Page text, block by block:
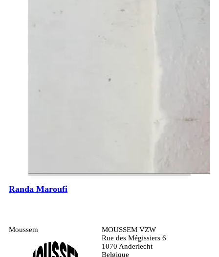
Randa Maroufi
Moussem
MOUSSEM VZW
Rue des Mégissiers 6
1070 Anderlecht
Belgique